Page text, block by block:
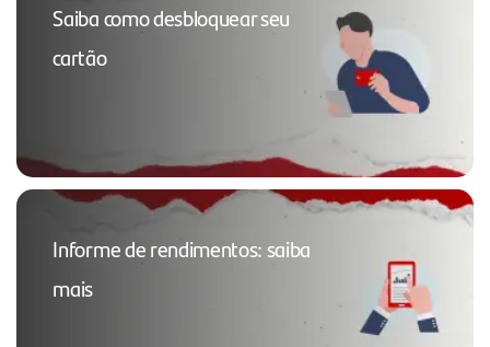
Saiba como desbloquear seu
cartão
Informe de rendimentos: saiba
mais